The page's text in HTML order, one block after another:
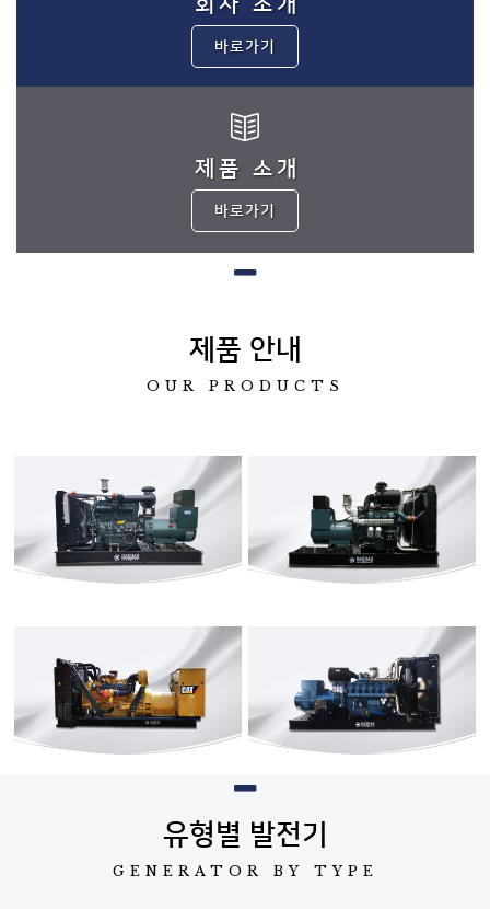
바로가기
제품 소개
바로가기
제품 안내
OUR PRODUCTS
유형별 발전기
GENERATOR BY TYPE